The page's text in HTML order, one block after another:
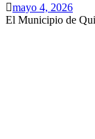
mayo 4, 2026
El Municipio de